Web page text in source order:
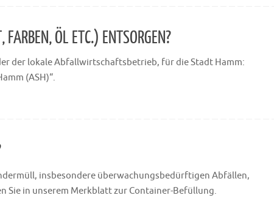
ÖL ETC.) ENTSORGEN?
der lokale Abfallwirtschaftsbetrieb, für die Stadt Hamm:
(ASH)“.
insbesondere überwachungsbedürftigen Abfällen,
in unserem Merkblatt zur Container-Befüllung.